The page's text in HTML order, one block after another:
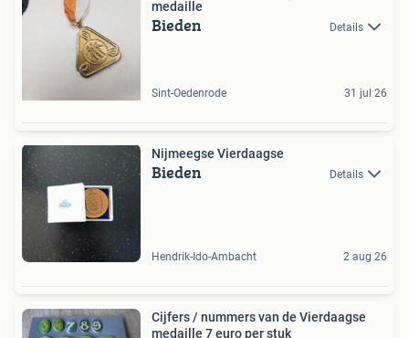
medaille
Bieden Details
Sint-Oedenrode 31 jul 26
Nijmeegse Vierdaagse
Bieden Details
Hendrik-Ido-Ambacht 2 aug 26
Cijfers / nummers van de Vierdaagse
medaille 7 euro per stuk